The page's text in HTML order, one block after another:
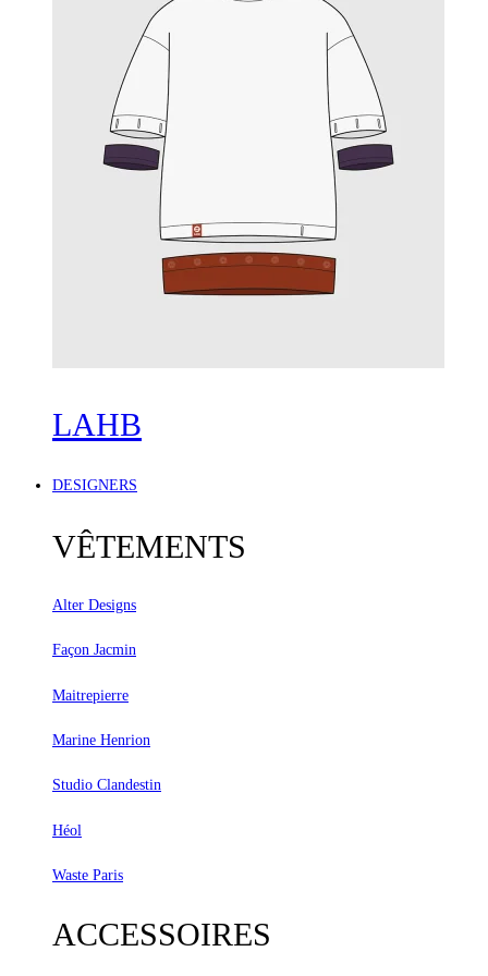
LAHB
DESIGNERS
VÊTEMENTS
Alter Designs
Façon Jacmin
Maitrepierre
Marine Henrion
Studio Clandestin
Héol
Waste Paris
ACCESSOIRES